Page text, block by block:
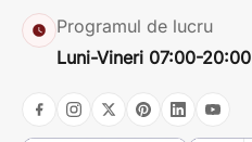
Programul de lucru
Luni-Vineri 07:00-20:00